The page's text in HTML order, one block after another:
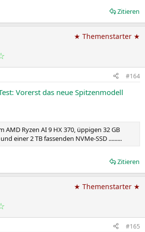
Zitieren
★ Themenstarter ★
#164
Vorerst das neue Spitzenmodell
Ryzen AI 9 HX 370, üppigen 32 GB
einer 2 TB fassenden NVMe-SSD .........
Zitieren
★ Themenstarter ★
#165